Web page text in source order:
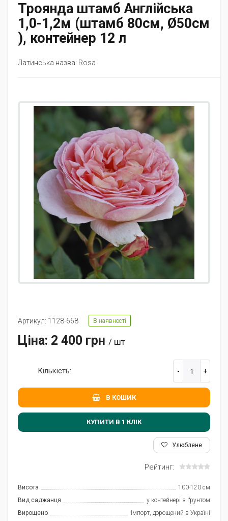
Троянда штамб Англійська
1,0-1,2м (штамб 80см, Ø50см
), контейнер 12 л
Латинська назва: Rosa
Артикул: 1128-668 В наявності
Ціна: 2 400 грн / шт
Кількість:
В КОШИК
КУПИТИ В 1 КЛIК
Улюблене
Рейтинг:
Висота
100-120 см
Вид саджанця
у контейнері з ґрунтом
Вирощено
Імпорт, дорощений в Україні